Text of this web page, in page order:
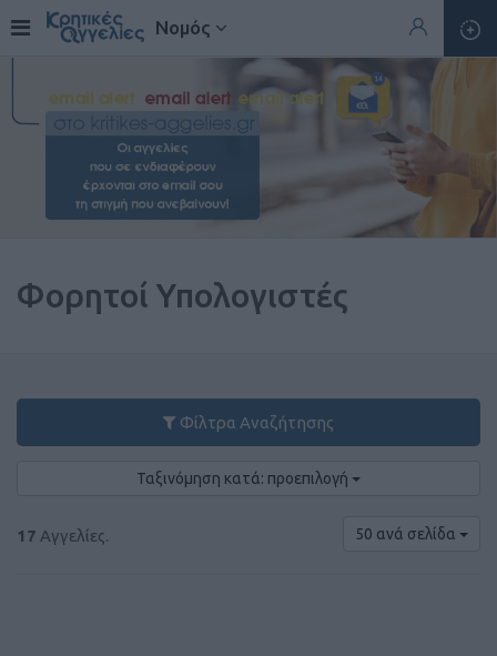
Νομός
Φορητοί Υπολογιστές
Φίλτρα Αναζήτησης
Ταξινόμηση κατά: προεπιλογή
17 Αγγελίες. 50 ανά σελίδα